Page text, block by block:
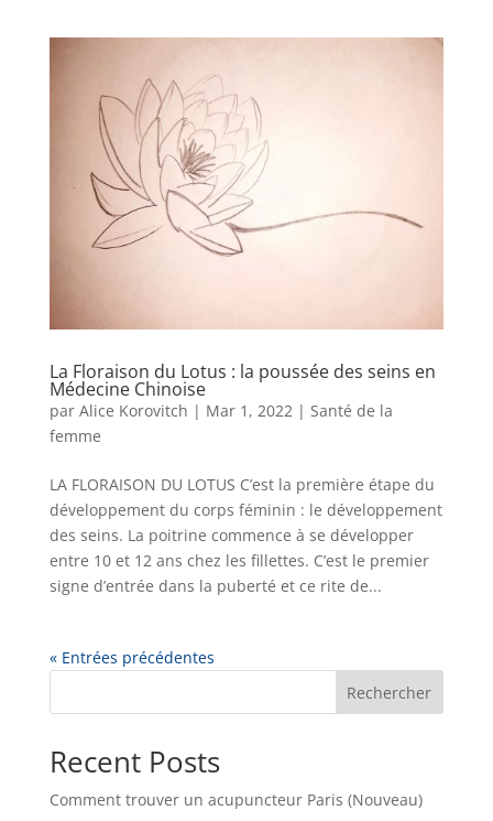
La Floraison du Lotus : la poussée des seins en
Médecine Chinoise
par Alice Korovitch | Mar 1, 2022| Santé de la
femme
LA FLORAISON DU LOTUS C’est la première étape du
développement du corps féminin : le développement
des seins. La poitrine commence à se développer
entre 10 et 12 ans chez les fillettes. C’est le premier
signe d’entrée dans la puberté et ce rite de...
« Entrées précédentes
Rechercher
Recent Posts
Comment trouver un acupuncteur Paris (Nouveau)